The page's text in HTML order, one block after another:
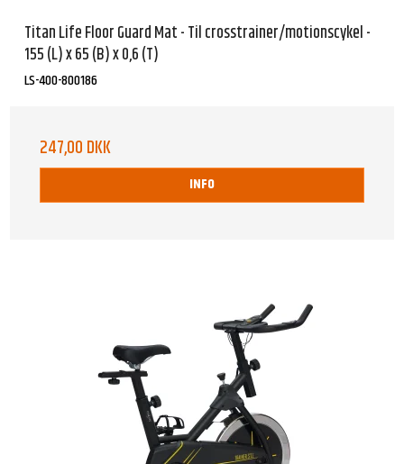
Titan Life Floor Guard Mat - Til crosstrainer/motionscykel -
155 (L) x 65 (B) x 0,6 (T)
LS-400-800186
247,00 DKK
INFO